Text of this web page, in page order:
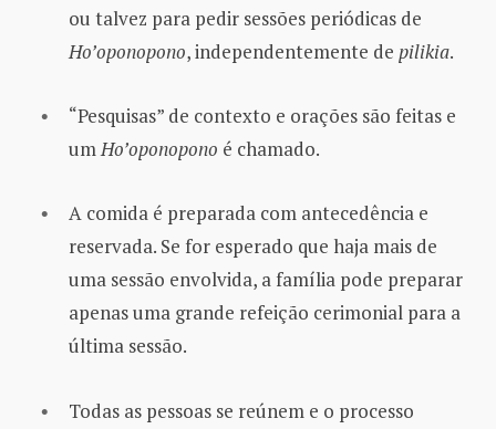
ou talvez para pedir sessões periódicas de
Ho’oponopono, independentemente de pilikia.
“Pesquisas” de contexto e orações são feitas e
umHo’oponopono é chamado.
A comida é preparada com antecedência e
reservada. Se for esperado que haja mais de
uma sessão envolvida, a família pode preparar
apenas uma grande refeição cerimonial para a
última sessão.
Todas as pessoas se reúnem e o processo